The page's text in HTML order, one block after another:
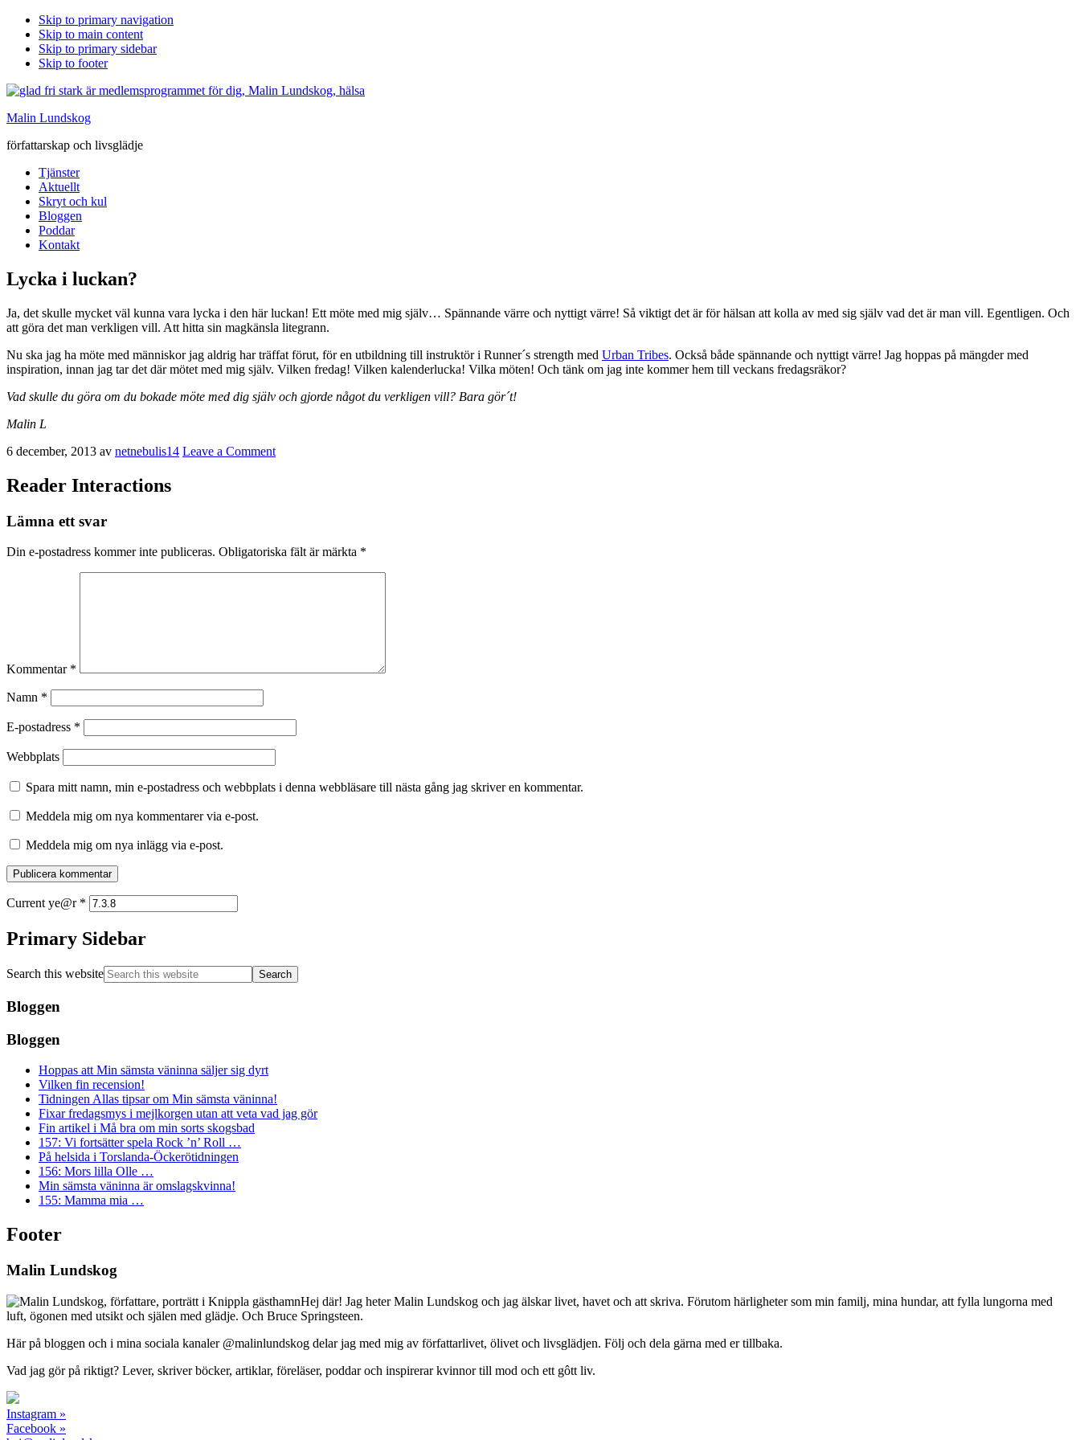
Skip to primary navigation
Skip to main content
Skip to primary sidebar
Skip to footer
Malin Lundskog
författarskap och livsglädje
Tjänster
Aktuellt
Skryt och kul
Bloggen
Poddar
Kontakt
Lycka i luckan?
Ja, det skulle mycket väl kunna vara lycka i den här luckan! Ett möte med mig själv… Spännande värre och nyttigt värre! Så viktigt det är för hälsan att kolla av med sig själv vad det är man vill. Egentligen. Och
att göra det man verkligen vill. Att hitta sin magkänsla litegrann.
Nu ska jag ha möte med människor jag aldrig har träffat förut, för en utbildning till instruktör i Runner´s strength med Urban Tribes. Också både spännande och nyttigt värre! Jag hoppas på mängder med
inspiration, innan jag tar det där mötet med mig själv. Vilken fredag! Vilken kalenderlucka! Vilka möten! Och tänk om jag inte kommer hem till veckans fredagsräkor?
Vad skulle du göra om du bokade möte med dig själv och gjorde något du verkligen vill? Bara gör´t!
Malin L
6 december, 2013 av netnebulis14 Leave a Comment
Reader Interactions
Lämna ett svar
Din e-postadress kommer inte publiceras. Obligatoriska fält är märkta *
Kommentar *
Namn *
E-postadress *
Webbplats
Spara mitt namn, min e-postadress och webbplats i denna webbläsare till nästa gång jag skriver en kommentar.
Meddela mig om nya kommentarer via e-post.
Meddela mig om nya inlägg via e-post.
Current ye@r *
Primary Sidebar
Search this website
Bloggen
Bloggen
Hoppas att Min sämsta väninna säljer sig dyrt
Vilken fin recension!
Tidningen Allas tipsar om Min sämsta väninna!
Fixar fredagsmys i mejlkorgen utan att veta vad jag gör
Fin artikel i Må bra om min sorts skogsbad
157: Vi fortsätter spela Rock ’n’ Roll …
På helsida i Torslanda-Öckerötidningen
156: Mors lilla Olle …
Min sämsta väninna är omslagskvinna!
155: Mamma mia …
Footer
Malin Lundskog
Hej där! Jag heter Malin Lundskog och jag älskar livet, havet och att skriva. Förutom härligheter som min familj, mina hundar, att fylla lungorna med
luft, ögonen med utsikt och själen med glädje. Och Bruce Springsteen.
Här på bloggen och i mina sociala kanaler @malinlundskog delar jag med mig av författarlivet, ölivet och livsglädjen. Följ och dela gärna med er tillbaka.
Vad jag gör på riktigt? Lever, skriver böcker, artiklar, föreläser, poddar och inspirerar kvinnor till mod och ett gôtt liv.
Instagram »
Facebook »